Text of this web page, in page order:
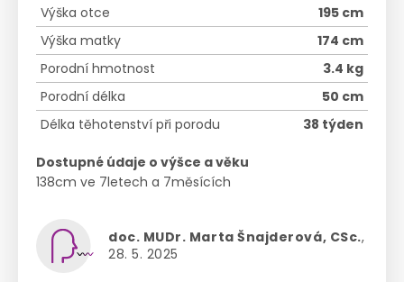
Výška otce
195 cm
Výška matky
174 cm
Porodní hmotnost
3.4 kg
Porodní délka
50 cm
Délka těhotenství při porodu
38 týden
Dostupné údaje o výšce a věku
138cm ve 7letech a 7měsících
doc. MUDr. Marta Šnajderová, CSc.,
28. 5. 2025